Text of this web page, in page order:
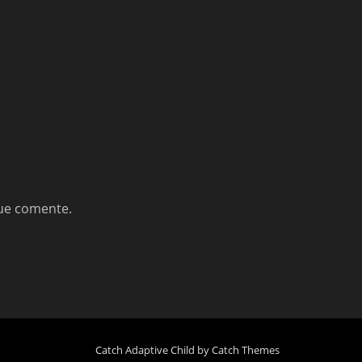
comente.
Catch Adaptive Child byCatch Themes